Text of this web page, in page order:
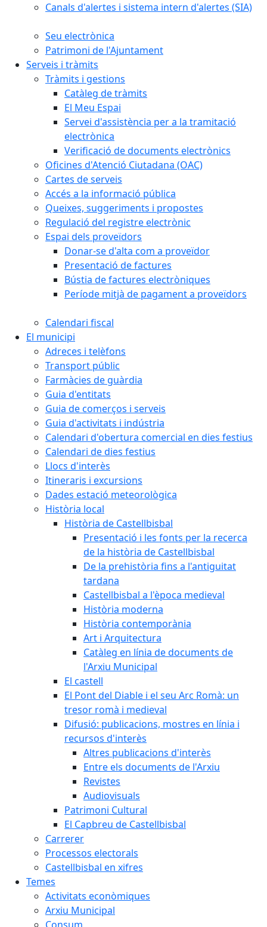
Canals d'alertes i sistema intern d'alertes (SIA)
Seu electrònica
Patrimoni de l'Ajuntament
Serveis i tràmits
Tràmits i gestions
Catàleg de tràmits
El Meu Espai
Servei d'assistència per a la tramitació
electrònica
Verificació de documents electrònics
Oficines d'Atenció Ciutadana (OAC)
Cartes de serveis
Accés a la informació pública
Queixes, suggeriments i propostes
Regulació del registre electrònic
Espai dels proveïdors
Donar-se d'alta com a proveïdor
Presentació de factures
Bústia de factures electròniques
Període mitjà de pagament a proveïdors
Calendari fiscal
El municipi
Adreces i telèfons
Transport públic
Farmàcies de guàrdia
Guia d'entitats
Guia de comerços i serveis
Guia d'activitats i indústria
Calendari d'obertura comercial en dies festius
Calendari de dies festius
Llocs d'interès
Itineraris i excursions
Dades estació meteorològica
Història local
Història de Castellbisbal
Presentació i les fonts per la recerca
de la història de Castellbisbal
De la prehistòria fins a l'antiguitat
tardana
Castellbisbal a l'època medieval
Història moderna
Història contemporània
Art i Arquitectura
Catàleg en línia de documents de
l'Arxiu Municipal
El castell
El Pont del Diable i el seu Arc Romà: un
tresor romà i medieval
Difusió: publicacions, mostres en línia i
recursos d'interès
Altres publicacions d'interès
Entre els documents de l'Arxiu
Revistes
Audiovisuals
Patrimoni Cultural
El Capbreu de Castellbisbal
Carrerer
Processos electorals
Castellbisbal en xifres
Temes
Activitats econòmiques
Arxiu Municipal